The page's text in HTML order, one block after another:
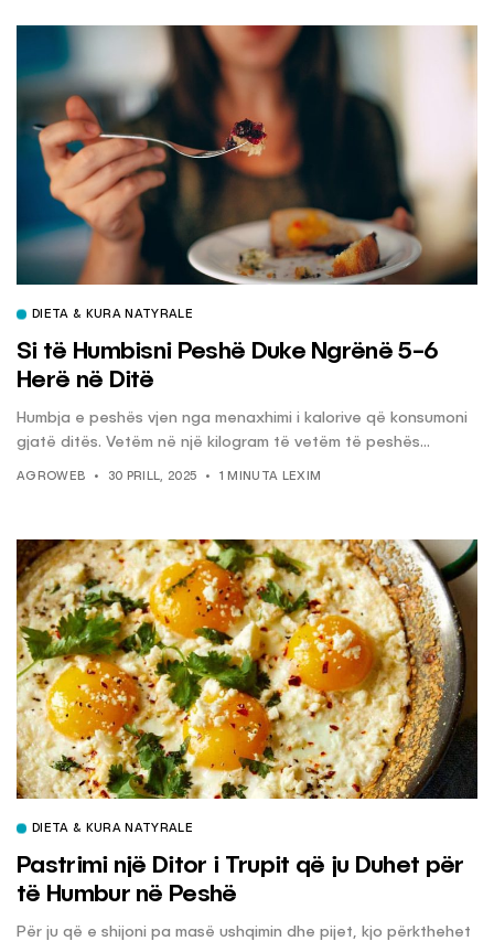
DIETA & KURA NATYRALE
Si të Humbisni Peshë Duke Ngrënë 5-6
Herë në Ditë
Humbja e peshës vjen nga menaxhimi i kalorive që konsumoni
gjatë ditës. Vetëm në një kilogram të vetëm të peshës...
AGROWEB 30 PRILL, 2025 1 MINUTA LEXIM
DIETA & KURA NATYRALE
Pastrimi një Ditor i Trupit që ju Duhet për
të Humbur në Peshë
Për ju që e shijoni pa masë ushqimin dhe pijet, kjo përkthehet